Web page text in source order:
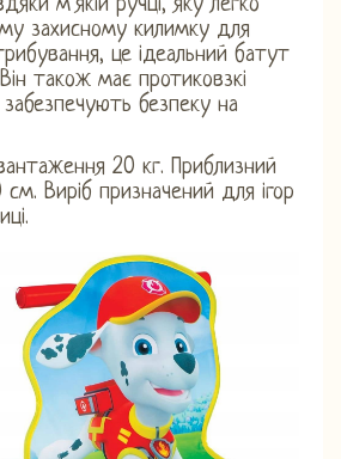
м’якій ручці, яку легко
захисному килимку для
це ідеальний батут
також має протиковзкі
забезпечують безпеку на
20 кг. Приблизний
Виріб призначений для ігор